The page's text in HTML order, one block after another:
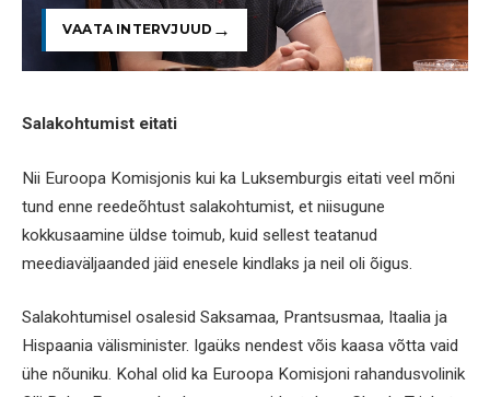
VAATA INTERVJUUD
Salakohtumist eitati
Nii Euroopa Komisjonis kui ka Luksemburgis eitati veel mõni
tund enne reedeõhtust salakohtumist, et niisugune
kokkusaamine üldse toimub, kuid sellest teatanud
meediaväljaanded jäid enesele kindlaks ja neil oli õigus.
Salakohtumisel osalesid Saksamaa, Prantsusmaa, Itaalia ja
Hispaania välisminister. Igaüks nendest võis kaasa võtta vaid
ühe nõuniku. Kohal olid ka Euroopa Komisjoni rahandusvolinik